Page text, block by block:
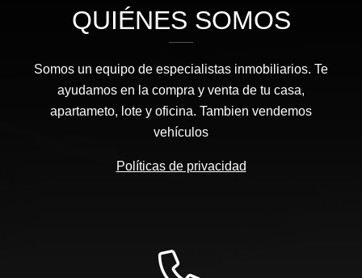
QUIÉNES SOMOS
Somos un equipo de especialistas inmobiliarios. Te
ayudamos en la compra y venta de tu casa,
apartameto, lote y oficina. Tambien vendemos
vehículos
Políticas de privacidad